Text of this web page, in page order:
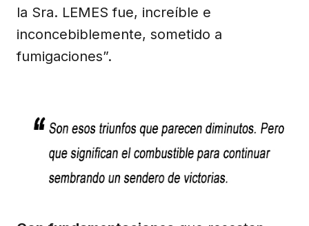
la Sra. LEMES fue, increíble e
inconcebiblemente, sometido a
fumigaciones”.